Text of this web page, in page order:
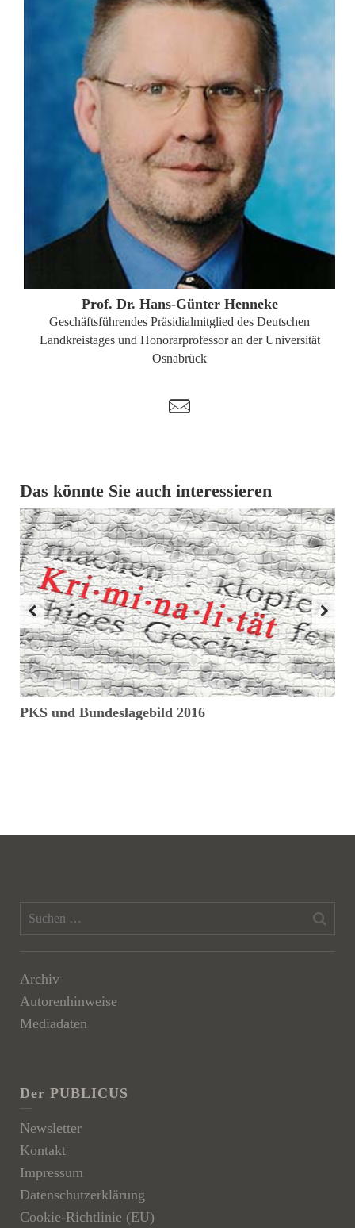
ZUM PROFIL
Prof. Dr. Hans-Günter Henneke
Geschäftsführendes Präsidialmitglied des Deutschen
Landkreistages und Honorarprofessor an der Universität
Osnabrück
t
Das könnte Sie auch interessieren
PKS und Bundeslagebild 2016
Archiv
Autorenhinweise
Mediadaten
Der PUBLICUS
Newsletter
Kontakt
Impressum
Datenschutzerklärung
Cookie-Richtlinie (EU)